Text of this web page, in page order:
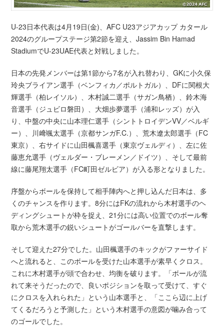
U-23日本代表は4月19日(金)、AFC U23アジアカップ カタール
2024のグループステージ第2節を迎え、Jassim Bin Hamad
StadiumでU-23UAE代表と対戦しました。
日本の先発メンバーは第1節から7名が入れ替わり、GKに小久保
玲央ブライアン選手（ベンフィカ／ポルトガル）、DFに関根大
輝選手（柏レイソル）、木村誠二選手（サガン鳥栖）、鈴木海
音選手（ジュビロ磐田）、大畑歩夢選手（浦和レッズ）が入
り、中盤の中央に山本理仁選手（シントトロイデンVV／ベルギ
ー）、川﨑颯太選手（京都サンガF.C.）、荒木遼太郎選手（FC
東京）、右サイドに山田楓喜選手（東京ヴェルディ）、左に佐
藤恵允選手（ヴェルダー・ブレーメン／ドイツ）、そして最前
線に藤尾翔太選手（FC町田ゼルビア）が入る形となりました。
序盤からボールを保持して相手陣内へと押し込んだ日本は、多
くのチャンスを作ります。8分にはFKの流れから木村選手のヘ
ディングシュートが枠を捉え、21分には高い位置でのボール奪
取から荒木選手の鋭いシュートがゴールバーを直撃します。
そして迎えた27分でした。山田楓選手のキックがファーサイド
へと流れると、このボールを受けた山本選手が素早くクロス。
これに木村選手が頭で合わせ、均衡を破ります。「ボールが流
れて来そうだったので、良いポジションを取って受けて、すぐ
にクロスを入れられた」という山本選手と、「ここら辺に上げ
てくるだろうと予測した」という木村選手の意図が噛み合って
のゴールでした。